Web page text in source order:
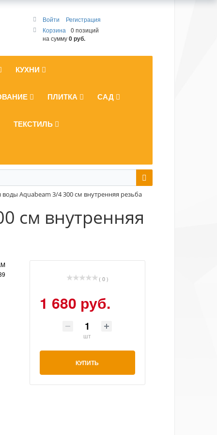
Войти
Регистрация
Корзина
0 позиций
на сумму0 руб.
КУХНИ
ПЛИТКА САД
ТЕКСТИЛЬ
воды Aquabeam 3/4 300 см внутренняя резьба
см внутренняя
( 0 )
1 680 руб.
шт
КУПИТЬ